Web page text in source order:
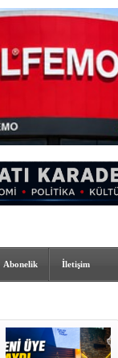
Abonelik İletişim